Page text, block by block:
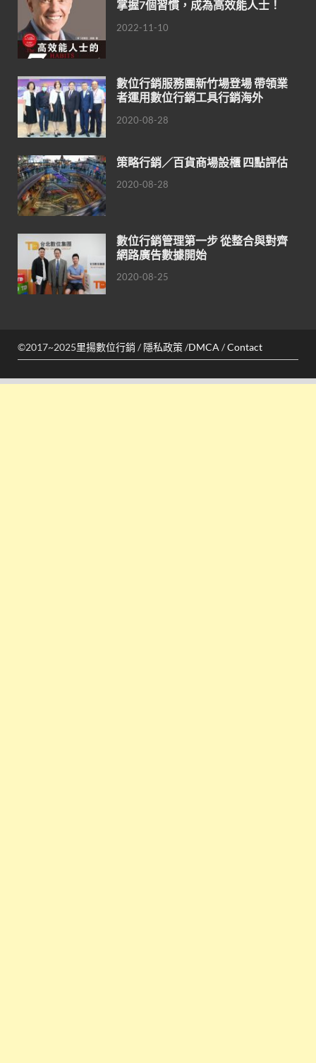
掌握7個習慣，成為高效能人士！
2022-11-10
數位行銷服務團新竹場登場 帶領業
者運用數位行銷工具行銷海外
2020-08-28
策略行銷／百貨商場設櫃 四點評估
2020-08-28
數位行銷管理第一步 從整合與對齊
網路廣告數據開始
2020-08-25
©2017~2025里揚數位行銷 / 隱私政策/DMCA /Contact